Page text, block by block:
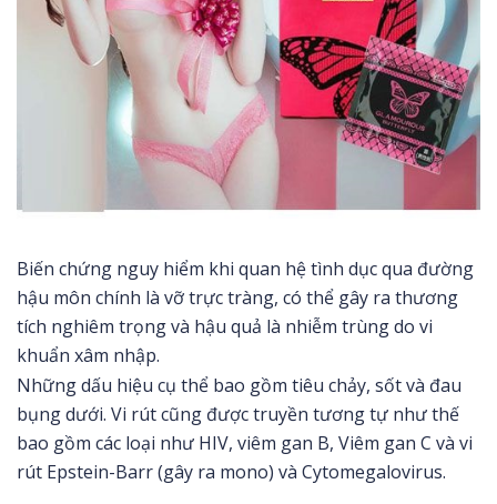
Biến chứng nguy hiểm khi quan hệ tình dục qua đường
hậu môn chính là vỡ trực tràng, có thể gây ra thương
tích nghiêm trọng và hậu quả là nhiễm trùng do vi
khuẩn xâm nhập.
Những dấu hiệu cụ thể bao gồm tiêu chảy, sốt và đau
bụng dưới. Vi rút cũng được truyền tương tự như thế
bao gồm các loại như HIV, viêm gan B, Viêm gan C và vi
rút Epstein-Barr (gây ra mono) và Cytomegalovirus.